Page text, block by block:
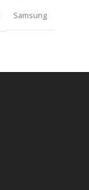
Samsung